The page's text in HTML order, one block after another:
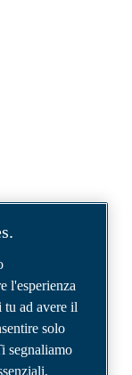
l'esperienza
tu ad avere il
solo
segnaliamo